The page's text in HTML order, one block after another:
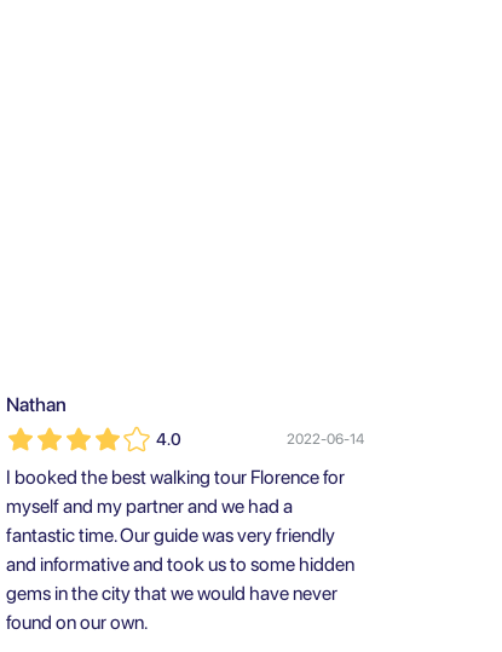
Nathan
4.0 2022-06-14
I booked the best walking tour Florence for
myself and my partner and we had a
fantastic time. Our guide was very friendly
and informative and took us to some hidden
gems in the city that we would have never
found on our own.